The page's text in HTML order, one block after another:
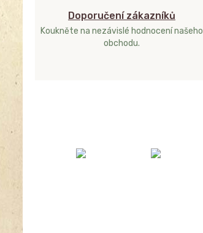
Doporučení zákazníků
Koukněte na nezávislé hodnocení našeho
obchodu.